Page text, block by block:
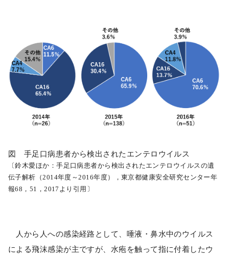
図 手足口病患者から検出されたエンテロウイルス
〔鈴木愛ほか：手足口病患者から検出されたエンテロウイルスの遺
伝子解析（2014年度～2016年度），東京都健康安全研究センター年
報68，51，2017より引用〕
人から人への感染経路として、唾液・鼻水中のウイルス
による飛沫感染が主ですが、水疱を触って指に付着したウ